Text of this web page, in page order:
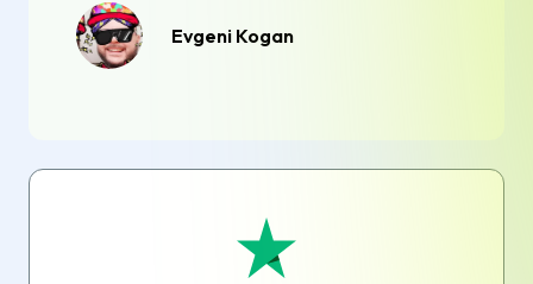
Evgeni Kogan